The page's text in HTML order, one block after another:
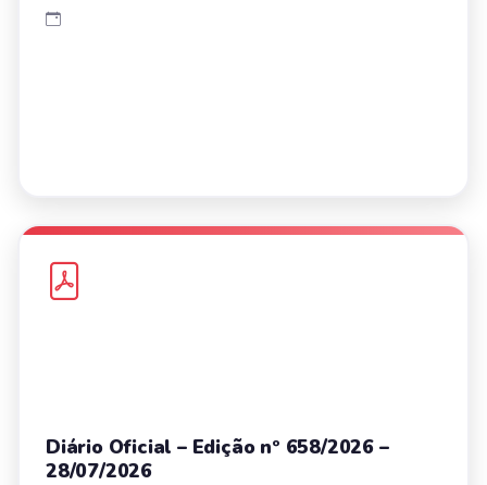
Diário Oficial – Edição nº 658/2026 –
28/07/2026